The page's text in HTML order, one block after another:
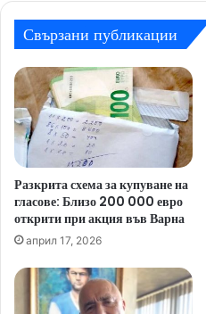
Свързани публикации
Разкрита схема за купуване на
гласове: Близо 200 000 евро
открити при акция във Варна
април 17, 2026